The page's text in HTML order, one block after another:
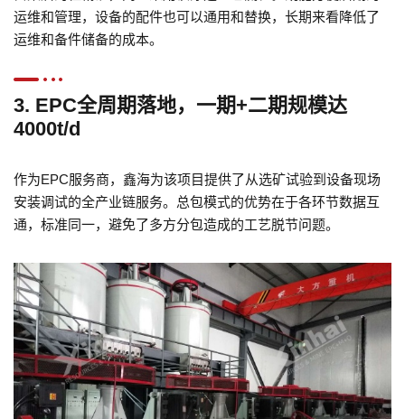
运维和管理，设备的配件也可以通用和替换，长期来看降低了
运维和备件储备的成本。
3. EPC全周期落地，一期+二期规模达
4000t/d
作为EPC服务商，鑫海为该项目提供了从选矿试验到设备现场
安装调试的全产业链服务。总包模式的优势在于各环节数据互
通，标准同一，避免了多方分包造成的工艺脱节问题。